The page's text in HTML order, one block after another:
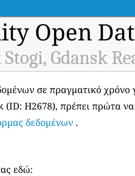
Open
Stogi, Gdansk
σε πραγματικό χρόνο
H2678), πρέπει πρώτα να
δεδομένων .
εδώ: